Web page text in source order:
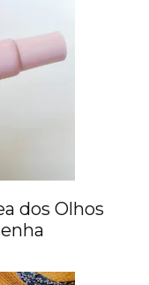
dos Olhos